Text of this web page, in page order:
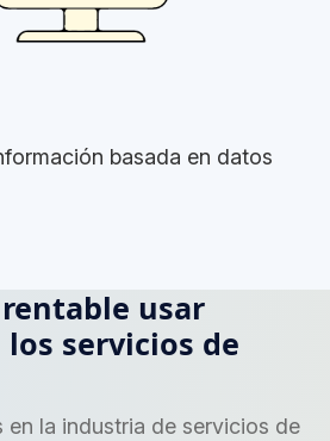
basada en datos
usar
servicios de
en la industria de servicios de